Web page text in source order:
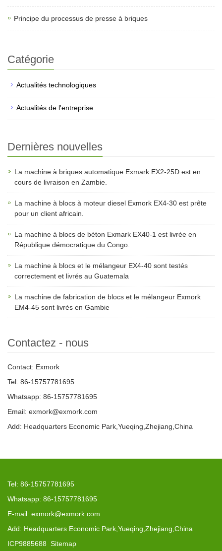
Principe du processus de presse à briques
Catégorie
Actualités technologiques
Actualités de l'entreprise
Dernières nouvelles
La machine à briques automatique Exmark EX2-25D est en
cours de livraison en Zambie.
La machine à blocs à moteur diesel Exmork EX4-30 est prête
pour un client africain.
La machine à blocs de béton Exmark EX40-1 est livrée en
République démocratique du Congo.
La machine à blocs et le mélangeur EX4-40 sont testés
correctement et livrés au Guatemala
La machine de fabrication de blocs et le mélangeur Exmork
EM4-45 sont livrés en Gambie
Contactez - nous
Contact: Exmork
Tel: 86-15757781695
Whatsapp: 86-15757781695
Email: exmork@exmork.com
Add: Headquarters Economic Park,Yueqing,Zhejiang,China
Tel: 86-15757781695
Whatsapp: 86-15757781695
E-mail: exmork@exmork.com
Add: Headquarters Economic Park,Yueqing,Zhejiang,China
ICP9885688 Sitemap